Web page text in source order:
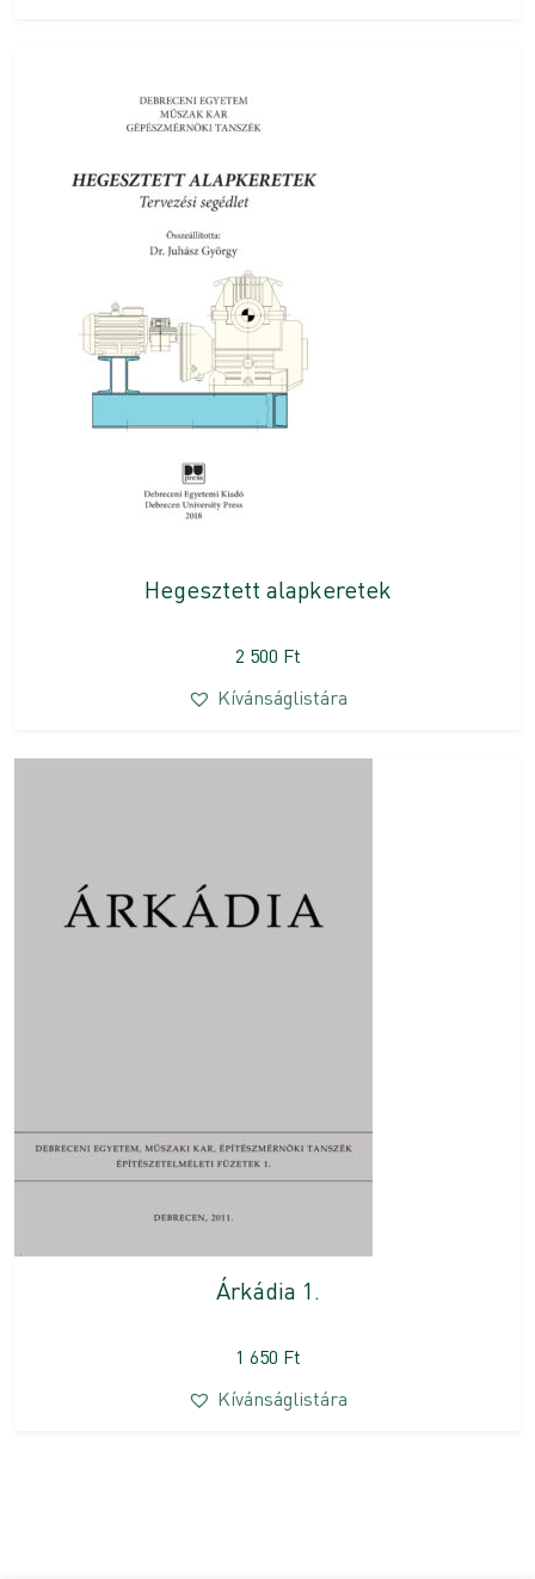
Hegesztett alapkeretek
2 500 Ft
Kívánságlistára
Árkádia 1.
1 650 Ft
Kívánságlistára